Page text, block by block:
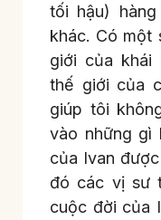
tối hậu)
khác. Có một
giới của khái
thế giới của
giúp tôi
vào những gì
của Ivan
đó các vị sư
cuộc đời của